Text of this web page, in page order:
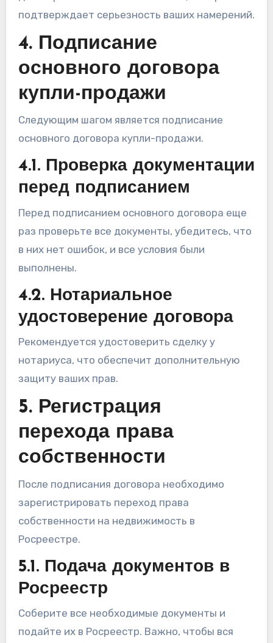
подтверждает серьезность ваших намерений.
4. Подписание
основного договора
купли-продажи
Следующим шагом является подписание
основного договора купли-продажи.
4.1. Проверка документации
перед подписанием
Перед подписанием основного договора еще
раз проверьте все документы, убедитесь, что
в них нет ошибок, и все условия были
выполнены.
4.2. Нотариальное
удостоверение договора
Рекомендуется удостоверить сделку у
нотариуса, что обеспечит дополнительную
защиту ваших прав.
5. Регистрация
перехода права
собственности
После подписания договора необходимо
зарегистрировать переход права
собственности на недвижимость в
Росреестре.
5.1. Подача документов в
Росреестр
Соберите все необходимые документы и
подайте их в Росреестр. Важно, чтобы вся